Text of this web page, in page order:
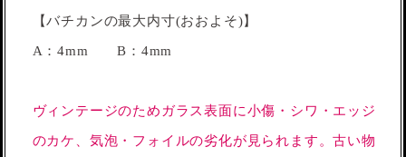
【バチカンの最大内寸(おおよそ)】
A：4mm B：4mm
ヴィンテージのためガラス表面に小傷・シワ・エッジ
のカケ、気泡・フォイルの劣化が見られます。古い物